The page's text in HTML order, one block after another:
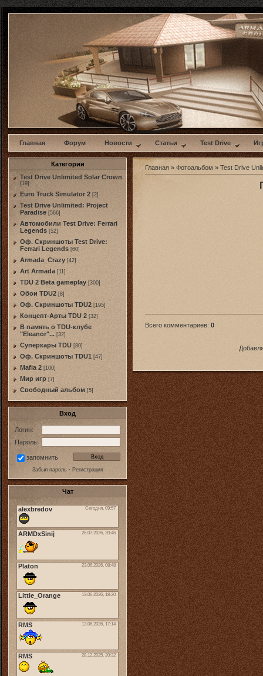
w
Главная Форум Новости Статьи Test Drive
Категории
Test Drive Unlimited Solar Crown
[19]
Euro Truck Simulator 2 [2]
Test Drive Unlimited: Project
Paradise [566]
Автомобили Test Drive: Ferrari
Legends [52]
Оф. Скриншоты Test Drive:
Ferrari Legends [60]
Armada_Crazy [42]
Art Armada [11]
TDU 2 Beta gameplay [300]
Обои TDU2 [8]
Оф. Скриншоты TDU2 [195]
Концепт-Арты TDU 2 [32]
В память о TDU-клубе
"Eleanor"... [32]
Суперкары TDU [80]
Оф. Скриншоты TDU1 [47]
Mafia 2 [100]
Мир игр [7]
Свободный альбом [5]
Вход
Логин:
Пароль:
запомнить
Забыл пароль· Регистрация
Чат
Главная » Фотоальбом » Test Drive
Всего комментариев: 0